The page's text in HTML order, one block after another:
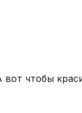
вот чтобы